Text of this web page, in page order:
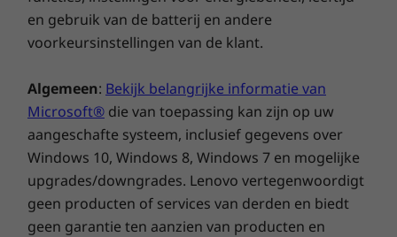
aan de voorkant met Dolby Atmos® zorgen
voor kamervullend geluid vanuit alle hoeken.
en gebruik van de batterij en andere
voorkeursinstellingen van de klant.
Algemeen: Bekijk belangrijke informatie van
Microsoft® die van toepassing kan zijn op uw
aangeschafte systeem, inclusief gegevens over
Windows 10, Windows 8, Windows 7 en mogelijke
upgrades/downgrades. Lenovo vertegenwoordigt
geen producten of services van derden en biedt
geen garantie ten aanzien van producten en